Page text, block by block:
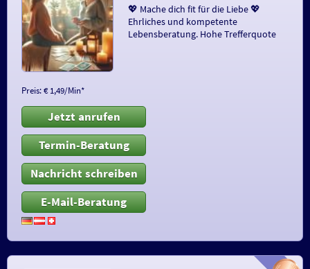
💖 Mache dich fit für die Liebe 💖
Ehrliches und kompetente
Lebensberatung. Hohe Trefferquote
Preis: € 1,49/Min*
Jetzt anrufen
Termin-Beratung
Nachricht schreiben
E-Mail-Beratung